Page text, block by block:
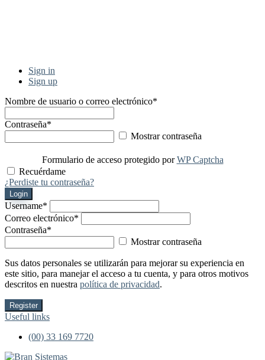
Sign in
Sign up
Nombre de usuario o correo electrónico*
Contraseña*
Mostrar contraseña
Formulario de acceso protegido porWP Captcha
Recuérdame
¿Perdiste tu contraseña?
Login
Username*
Correo electrónico*
Contraseña*
Mostrar contraseña
Sus datos personales se utilizarán para mejorar su experiencia en
este sitio, para manejar el acceso a tu cuenta, y para otros motivos
descritos en nuestra política de privacidad.
Register
Useful links
(00) 33 169 7720